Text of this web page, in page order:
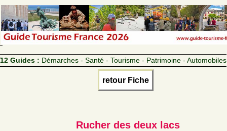
12 Guides : Démarches - Santé - Tourisme - Patrimoine - Automobiles
retour Fiche
Rucher des deux lacs